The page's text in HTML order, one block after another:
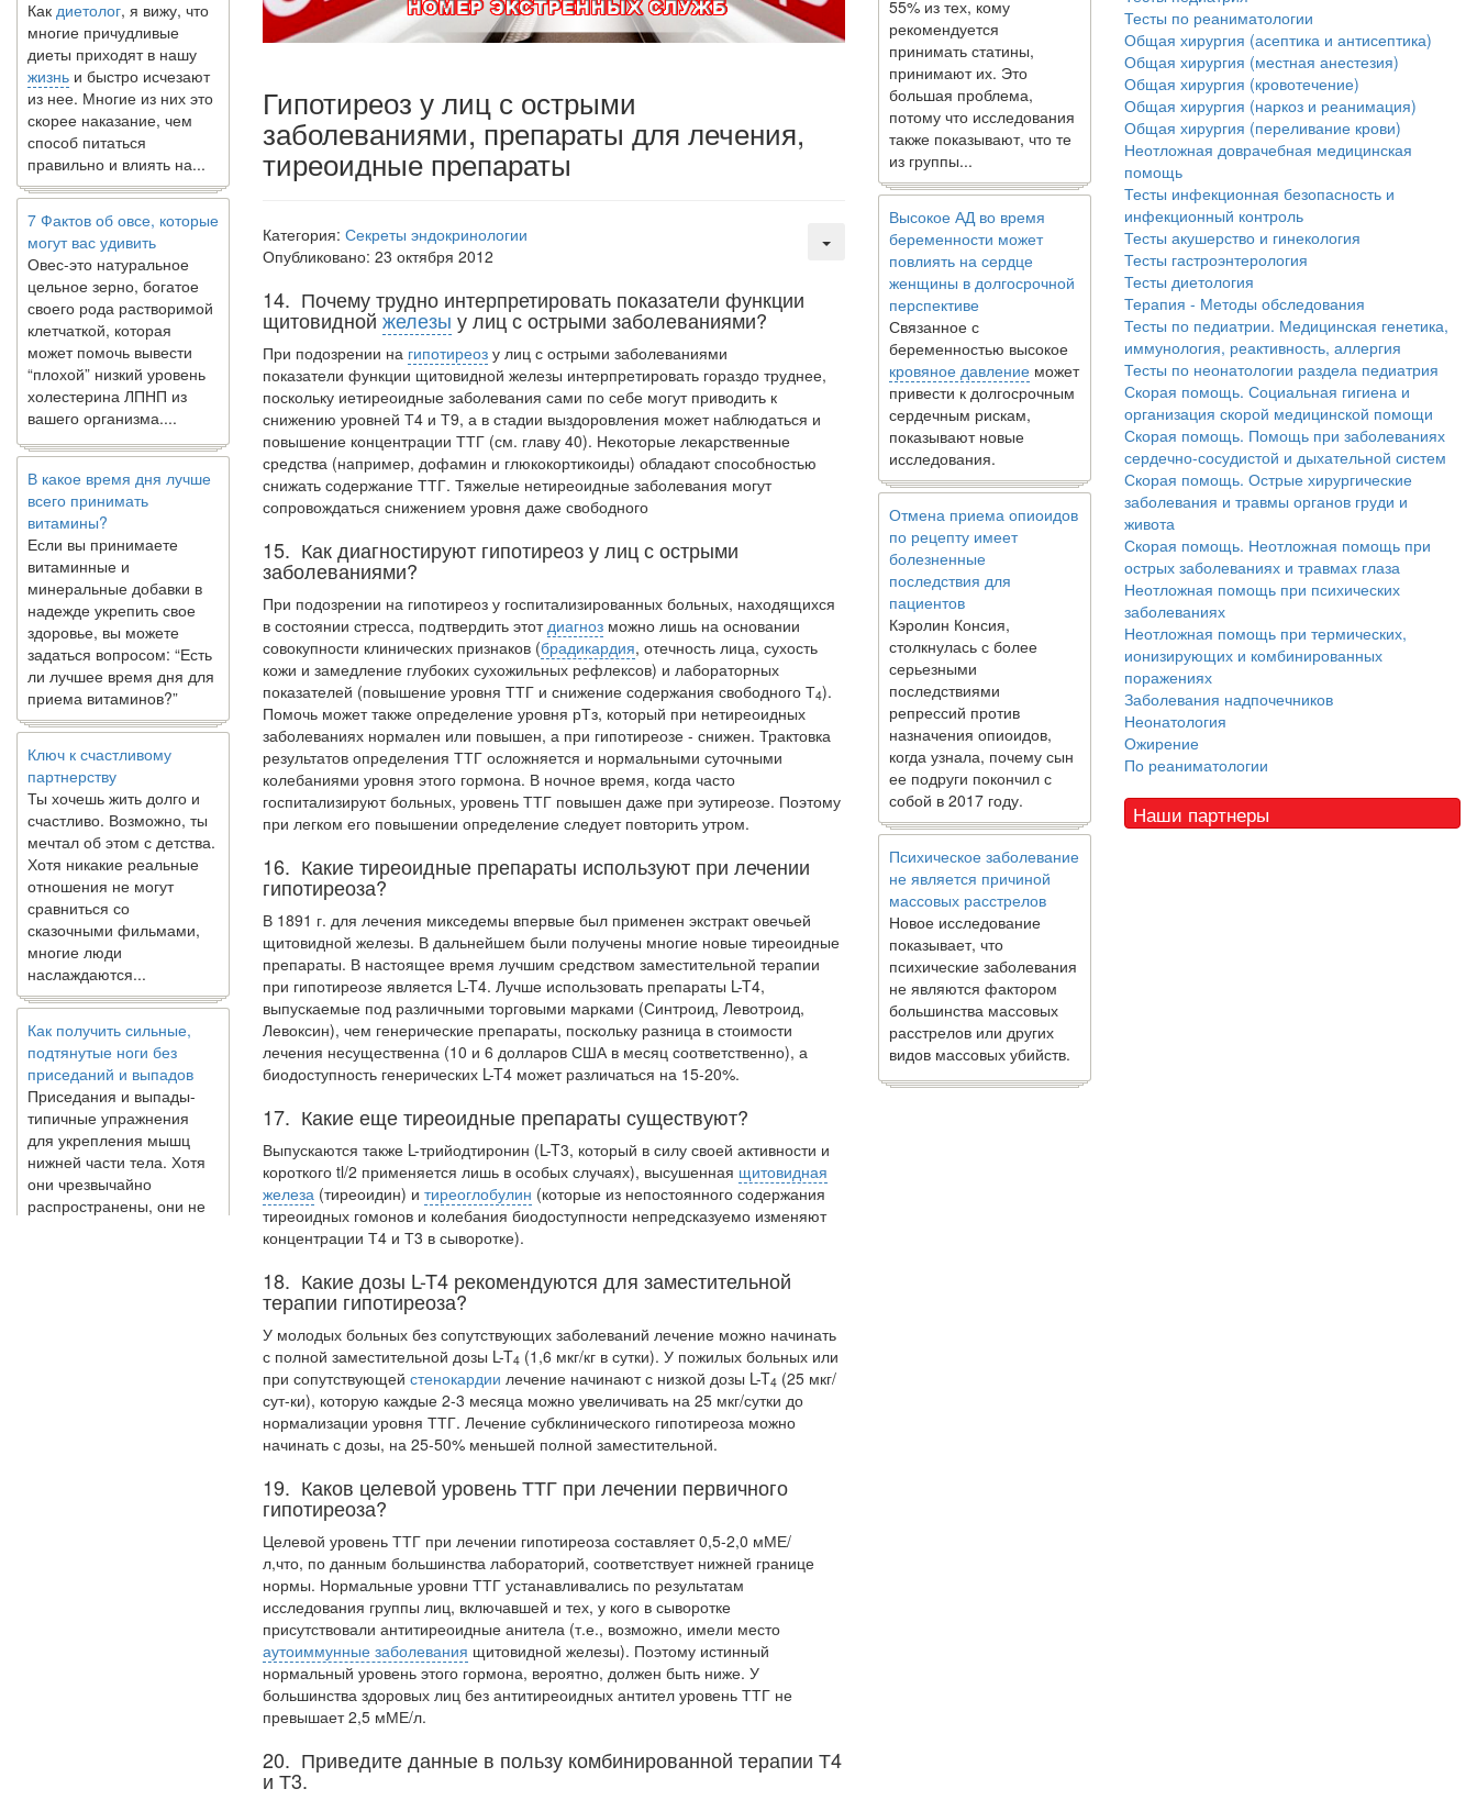
диеты приходят в нашу
и быстро исчезают
из нее. Многие из них это
скорее наказание, чем
правильно и влиять на...
7 Фактов об овсе, которые
могут вас удивить
Овес-это натуральное
цельное зерно, богатое
своего рода растворимой
клетчаткой, которая
может помочь вывести
“плохой” низкий уровень
холестерина ЛПНП из
вашего организма....
В какое время дня лучше
всего принимать
витамины?
Если вы принимаете
витаминные и
минеральные добавки в
надежде укрепить свое
здоровье, вы можете
задаться вопросом: “Есть
ли лучшее время дня для
приема витаминов?”
Ключ к счастливому
партнерству
Ты хочешь жить долго и
счастливо. Возможно, ты
мечтал об этом с детства.
Хотя никакие реальные
отношения не могут
сравниться со
сказочными фильмами,
многие люди
наслаждаются...
Как получить сильные,
подтянутые ноги без
приседаний и выпадов
Приседания и выпады-
типичные упражнения
для укрепления мышц
нижней части тела. Хотя
они чрезвычайно
распространены, они не
могут быть безопасным
вариантом для всех.
Гипотиреоз у лиц с острыми
заболеваниями, препараты для лечения,
тиреоидные препараты
Категория: Секреты эндокринологии
Опубликовано: 23 октября 2012
14. Почему трудно интерпретировать показатели функции
щитовидной железы у лиц с острыми заболеваниями?
При подозрении на гипотиреоз у лиц с острыми заболеваниями
показатели функции щитовидной железы интерпретировать гораздо труднее,
поскольку иетиреоидные заболевания сами по себе могут приводить к
снижению уровней Т4 и Т9, а в стадии выздоровления может наблюдаться и
повышение концентрации ТТГ (см. главу 40). Некоторые лекарственные
средства (например, дофамин и глюкокор­тикоиды) обладают способностью
снижать содержание ТТГ. Тяжелые нетиреоидные заболевания могут
сопровождаться снижением уровня даже свободного
15. Как диагностируют гипотиреоз у лиц с острыми
заболеваниями?
При подозрении на гипотиреоз у госпитализированных больных, находящихся
в состоянии стресса, подтвердить этот диагноз можно лишь на основании
совокуп­ности клинических признаков (брадикардия, отечность лица, сухость
кожи и замед­ление глубоких сухожильных рефлексов) и лабораторных
показателей (повышение уровня ТТГ и снижение содержания свободного Т4).
Помочь может также определе­ние уровня рТз, который при нетиреоидных
заболеваниях нормален или повышен, а при гипотиреозе - снижен. Трактовка
результатов определения ТТГ осложняется и нормальными суточными
колебаниями уровня этого гормона. В ночное время, ко­гда часто
госпитализируют больных, уровень ТТГ повышен даже при эутиреозе. По­этому
при легком его повышении определение следует повторить утром.
16. Какие тиреоидные препараты используют при лечении
гипотиреоза?
В 1891 г. для лечения микседемы впервые был применен экстракт овечьей
щито­видной железы. В дальнейшем были получены многие новые тиреоидные
препара­ты. В настоящее время лучшим средством заместительной терапии
при гипотиреозе является L-T4. Лучше использовать препараты L-T4,
выпускаемые под различными торговыми марками (Синтроид, Левотроид,
Левоксин), чем генерические препара­ты, поскольку разница в стоимости
лечения несущественна (10 и 6 долларов США в месяц соответственно), а
биодоступность генерических L-T4 может различаться на 15-20%.
17. Какие еще тиреоидные препараты существуют?
Выпускаются также L-трийодтиронин (L-T3, который в силу своей активности и
короткого tl/2 применяется лишь в особых случаях), высушенная щитовидная
железа (тиреоидин) и тиреоглобулин (которые из непостоянного содержания
тирео­идных гомонов и колебания биодоступности непредсказуемо изменяют
концентра­ции Т4 и Т3 в сыворотке).
18. Какие дозы L-T4 рекомендуются для заместительной
терапии гипотиреоза?
У молодых больных без сопутствующих заболеваний лечение можно начинать
с полной заместительной дозы L-T4 (1,6 мкг/кг в сутки). У пожилых больных или
при сопутствующей стенокардии лечение начинают с низкой дозы L-T4 (25 мкг/
сут-ки), которую каждые 2-3 месяца можно увеличивать на 25 мкг/сутки до
нормализа­ции уровня ТТГ. Лечение субклинического гипотиреоза можно
начинать с дозы, на 25-50% меньшей полной заместительной.
19. Каков целевой уровень ТТГ при лечении первичного
гипотиреоза?
Целевой уровень ТТГ при лечении гипотиреоза составляет 0,5-2,0 мМЕ/
л,что, по данным большинства лабораторий, соответствует нижней границе
нормы. Нор­мальные уровни ТТГ устанавливались по результатам
исследования группы лиц, включавшей и тех, у кого в сыворотке
присутствовали антитиреоидные анитела (т.е., возможно, имели место
аутоиммунные заболевания щитовидной железы). По­этому истинный
нормальный уровень этого гормона, вероятно, должен быть ниже. У
большинства здоровых лиц без антитиреоидных антител уровень ТТГ не
превы­шает 2,5 мМЕ/л.
20. Приведите данные в пользу комбинированной терапии Т4
и Т3.
55% из тех, кому
рекомендуется
принимать статины,
принимают их. Это
большая проблема,
потому что исследования
также показывают, что те
из группы...
Высокое АД во время
беременности может
повлиять на сердце
женщины в долгосрочной
перспективе
Связанное с
беременностью высокое
кровяное давление может
привести к долгосрочным
сердечным рискам,
показывают новые
исследования.
Отмена приема опиоидов
по рецепту имеет
болезненные
последствия для
пациентов
Кэролин Консия,
столкнулась с более
серьезными
последствиями
репрессий против
назначения опиоидов,
когда узнала, почему сын
ее подруги покончил с
собой в 2017 году.
Психическое заболевание
не является причиной
массовых расстрелов
Новое исследование
показывает, что
психические заболевания
не являются фактором
большинства массовых
расстрелов или других
видов массовых убийств.
Тесты по реаниматологии
Общая хирургия (асептика и антисептика)
Общая хирургия (местная анестезия)
Общая хирургия (кровотечение)
Общая хирургия (наркоз и реанимация)
Общая хирургия (переливание крови)
Неотложная доврачебная медицинская
помощь
Тесты инфекционная безопасность и
инфекционный контроль
Тесты акушерство и гинекология
Тесты гастроэнтерология
Тесты диетология
Терапия - Методы обследования
Тесты по педиатрии. Медицинская генетика,
иммунология, реактивность, аллергия
Тесты по неонатологии раздела педиатрия
Скорая помощь. Социальная гигиена и
организация скорой медицинской помощи
Скорая помощь. Помощь при заболеваниях
сердечно-сосудистой и дыхательной систем
Скорая помощь. Острые хирургические
заболевания и травмы органов груди и
живота
Скорая помощь. Неотложная помощь при
острых заболеваниях и травмах глаза
Неотложная помощь при психических
заболеваниях
Неотложная помощь при термических,
ионизирующих и комбинированных
поражениях
Заболевания надпочечников
Неонатология
Ожирение
По реаниматологии
Наши партнеры